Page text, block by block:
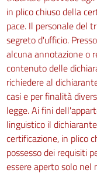
in plico chiuso della
pace. Il personale del
segreto d'ufficio.
alcuna annotazione o
contenuto delle
richiedere al
casi e per finalità
legge. Ai fini
linguistico il
certificazione, in plico
possesso dei requisiti
essere aperto solo